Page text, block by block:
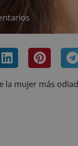
la mujer más